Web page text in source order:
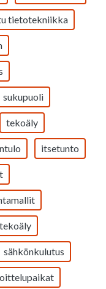
tietotekniikka
sukupuoli
tekoäly
itsetunto
tekoäly
sähkönkulutus